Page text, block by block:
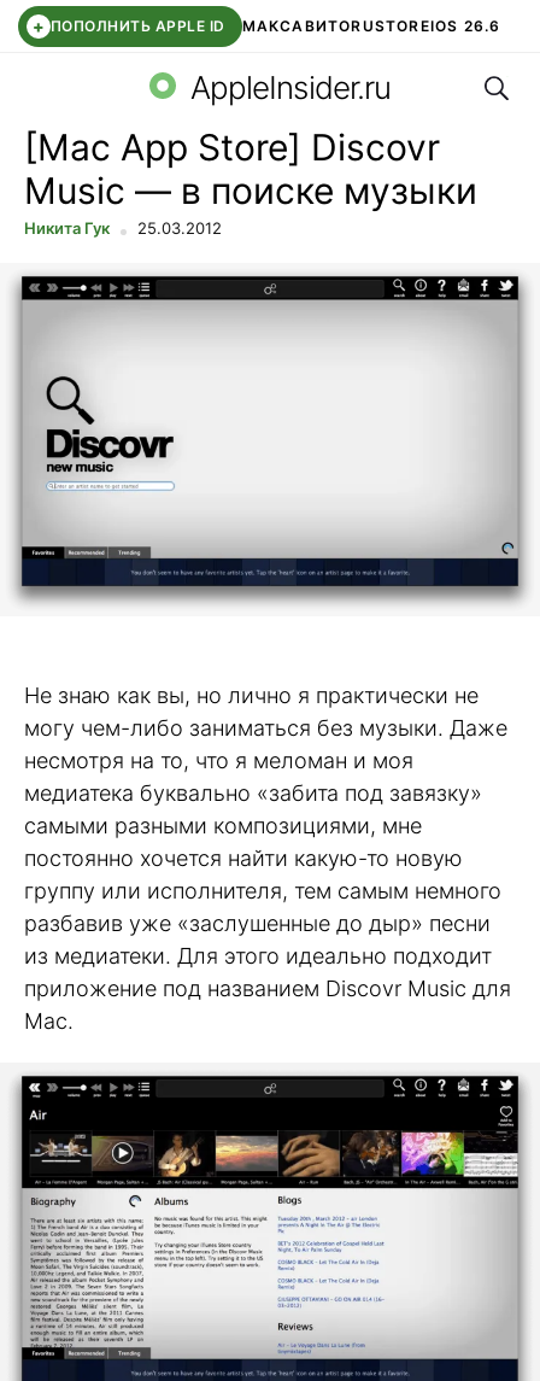
+ ПОПОЛНИТЬ APPLE ID МАКСАВИТОRUSTOREIOS 26.6
СБЕР КИДС ВТБ ОНЛАЙН ЧАТ В ROBLOX
AppleInsider.ru
[Mac App Store] Discovr
Music — в поиске музыки
Никита Гук 25.03.2012
Не знаю как вы, но лично я практически не
могу чем-либо заниматься без музыки. Даже
несмотря на то, что я меломан и моя
медиатека буквально «забита под завязку»
самыми разными композициями, мне
постоянно хочется найти какую-то новую
группу или исполнителя, тем самым немного
разбавив уже «заслушенные до дыр» песни
из медиатеки. Для этого идеально подходит
приложение под названием Discovr Music для
Mac.